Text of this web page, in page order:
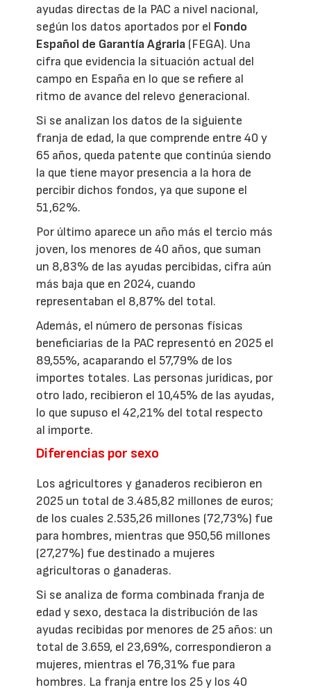
ayudas directas de la PAC a nivel nacional,
según los datos aportados por el Fondo
Español de Garantía Agraria (FEGA). Una
cifra que evidencia la situación actual del
campo en España en lo que se refiere al
ritmo de avance del relevo generacional.
Si se analizan los datos de la siguiente
franja de edad, la que comprende entre 40 y
65 años, queda patente que continúa siendo
la que tiene mayor presencia a la hora de
percibir dichos fondos, ya que supone el
51,62%.
Por último aparece un año más el tercio más
joven, los menores de 40 años, que suman
un 8,83% de las ayudas percibidas, cifra aún
más baja que en 2024, cuando
representaban el 8,87% del total.
Además, el número de personas físicas
beneficiarias de la PAC representó en 2025 el
89,55%, acaparando el 57,79% de los
importes totales. Las personas jurídicas, por
otro lado, recibieron el 10,45% de las ayudas,
lo que supuso el 42,21% del total respecto
al importe.
Diferencias por sexo
Los agricultores y ganaderos recibieron en
2025 un total de 3.485,82 millones de euros;
de los cuales 2.535,26 millones (72,73%) fue
para hombres, mientras que 950,56 millones
(27,27%) fue destinado a mujeres
agricultoras o ganaderas.
Si se analiza de forma combinada franja de
edad y sexo, destaca la distribución de las
ayudas recibidas por menores de 25 años: un
total de 3.659, el 23,69%, correspondieron a
mujeres, mientras el 76,31% fue para
hombres. La franja entre los 25 y los 40